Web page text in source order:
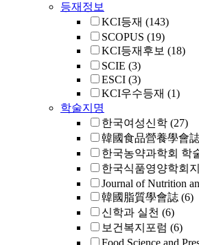
등재정보
KCI등재 (143)
SCOPUS (19)
KCI등재후보 (18)
SCIE (3)
ESCI (3)
KCI우수등재 (1)
학술지명
한국여성신학 (27)
韓國食品營養學會
한국농약과학회 학
한국식품영양학회지
Journal of Nutrition
韓國脂質學會誌 (6)
신학과 실천 (6)
보건복지포럼 (6)
Food Science and